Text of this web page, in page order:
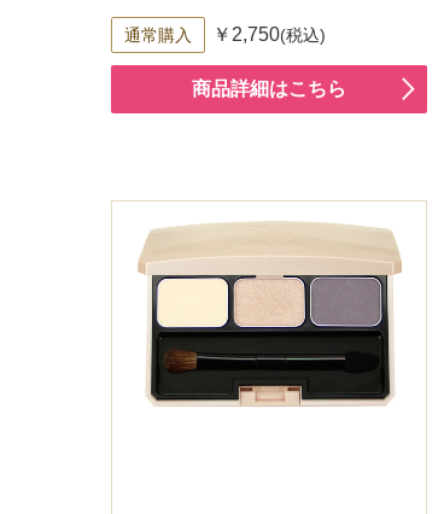
通常購入 ￥2,750(税込)
商品詳細はこちら